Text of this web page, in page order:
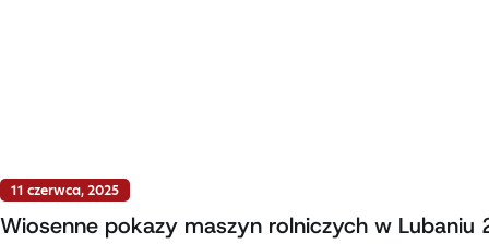
11 czerwca, 2025
Wiosenne pokazy maszyn rolniczych w Lubaniu